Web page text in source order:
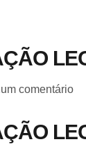
comentário